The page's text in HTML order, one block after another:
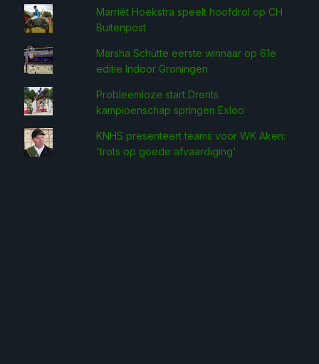
Marriët Hoekstra speelt hoofdrol op CH
Buitenpost
Marsha Schütte eerste win­naar op 61e
editie Indoor Groningen
Probleemloze start Drents
kampioenschap springen Exloo
KNHS presenteert teams voor WK Aken:
'trots op goede afvaardiging'